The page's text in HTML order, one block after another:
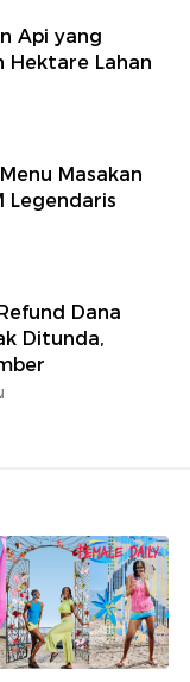
Api yang
Hektare Lahan
Masakan
Legendaris
Dana
Ditunda,